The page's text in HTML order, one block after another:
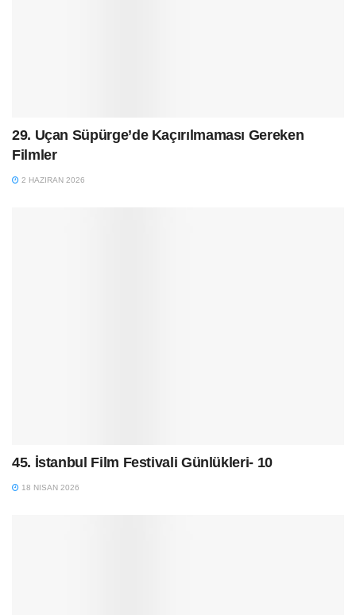
29. Uçan Süpürge’de Kaçırılmaması Gereken
Filmler
2 HAZIRAN 2026
45. İstanbul Film Festivali Günlükleri- 10
18 NISAN 2026